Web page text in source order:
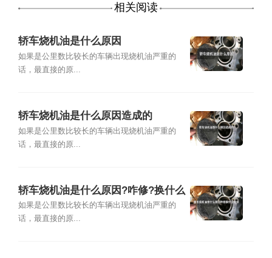
相关阅读
轿车烧机油是什么原因
如果是公里数比较长的车辆出现烧机油严重的
话，最直接的原...
轿车烧机油是什么原因造成的
如果是公里数比较长的车辆出现烧机油严重的
话，最直接的原...
轿车烧机油是什么原因?咋修?换什么
配件
如果是公里数比较长的车辆出现烧机油严重的
话，最直接的原...